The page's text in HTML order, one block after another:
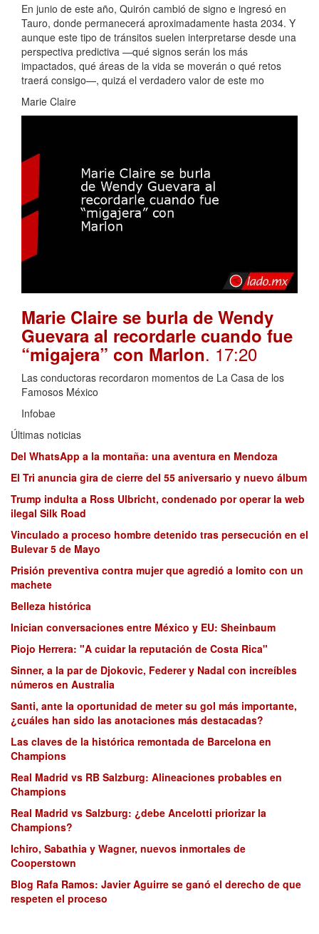
En junio de este año, Quirón cambió de signo e ingresó en
Tauro, donde permanecerá aproximadamente hasta 2034. Y
aunque este tipo de tránsitos suelen interpretarse desde una
perspectiva predictiva —qué signos serán los más
impactados, qué áreas de la vida se moverán o qué retos
traerá consigo—, quizá el verdadero valor de este mo
Marie Claire
Marie Claire se burla de Wendy
Guevara al recordarle cuando fue
“migajera” con Marlon. 17:20
Las conductoras recordaron momentos de La Casa de los
Famosos México
Infobae
Últimas noticias
Del WhatsApp a la montaña: una aventura en Mendoza
El Tri anuncia gira de cierre del 55 aniversario y nuevo álbum
Trump indulta a Ross Ulbricht, condenado por operar la web
ilegal Silk Road
Vinculado a proceso hombre detenido tras persecución en el
Bulevar 5 de Mayo
Prisión preventiva contra mujer que agredió a lomito con un
machete
Belleza histórica
Inician conversaciones entre México y EU: Sheinbaum
Piojo Herrera: "A cuidar la reputación de Costa Rica"
Sinner, a la par de Djokovic, Federer y Nadal con increíbles
números en Australia
Santi, ante la oportunidad de meter su gol más importante,
¿cuáles han sido las anotaciones más destacadas?
Las claves de la histórica remontada de Barcelona en
Champions
Real Madrid vs RB Salzburg: Alineaciones probables en
Champions
Real Madrid vs Salzburg: ¿debe Ancelotti priorizar la
Champions?
Ichiro, Sabathia y Wagner, nuevos inmortales de
Cooperstown
Blog Rafa Ramos: Javier Aguirre se ganó el derecho de que
respeten el proceso